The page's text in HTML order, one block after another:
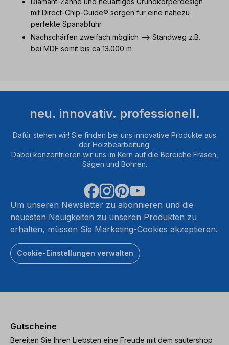
mit Direct-Chip-Guide® sorgen für eine nahezu
perfekte Spanabfuhr
Nachschärfen zweifach möglich --> Standweg z.B.
bei MDF somit bis ca 13.000 m
neu. innovativ. professionell.
Dafür stehen wir! Sie finden bei uns innovative Produkte aus
der Holzbearbeitung.
Dabei konzentrieren wir uns im Kern auf die Bereiche Fräsen,
Sägen und Bohren.
Um unseren Newsletter zu abonnieren und die
neuesten Neuigkeiten zu unseren Produkten zu
erhalten, müssen Sie Marketing-Cookies akzeptieren.
Cookie-Einstellungen verwalten
Gutscheine
Bereiten Sie Ihren Liebsten eine Freude mit dem sautershop